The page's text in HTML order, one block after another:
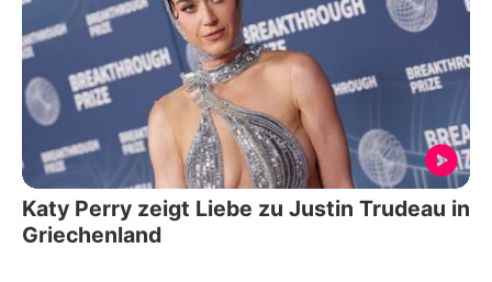
Katy Perry zeigt Liebe zu Justin Trudeau in
Griechenland